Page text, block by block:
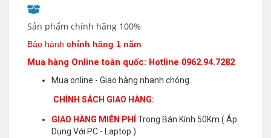
Sản phẩm chính hãng 100%
Bảo hành chính hãng 1 năm
Mua hàng Online toàn quốc: Hotline 0962.94.7282
Mua online - Giao hàng nhanh chóng.
CHÍNH SÁCH GIAO HÀNG:
GIAO HÀNG MIỄN PHÍ
Trong Bán Kính 50Km ( Áp
Dụng Với PC - Laptop )